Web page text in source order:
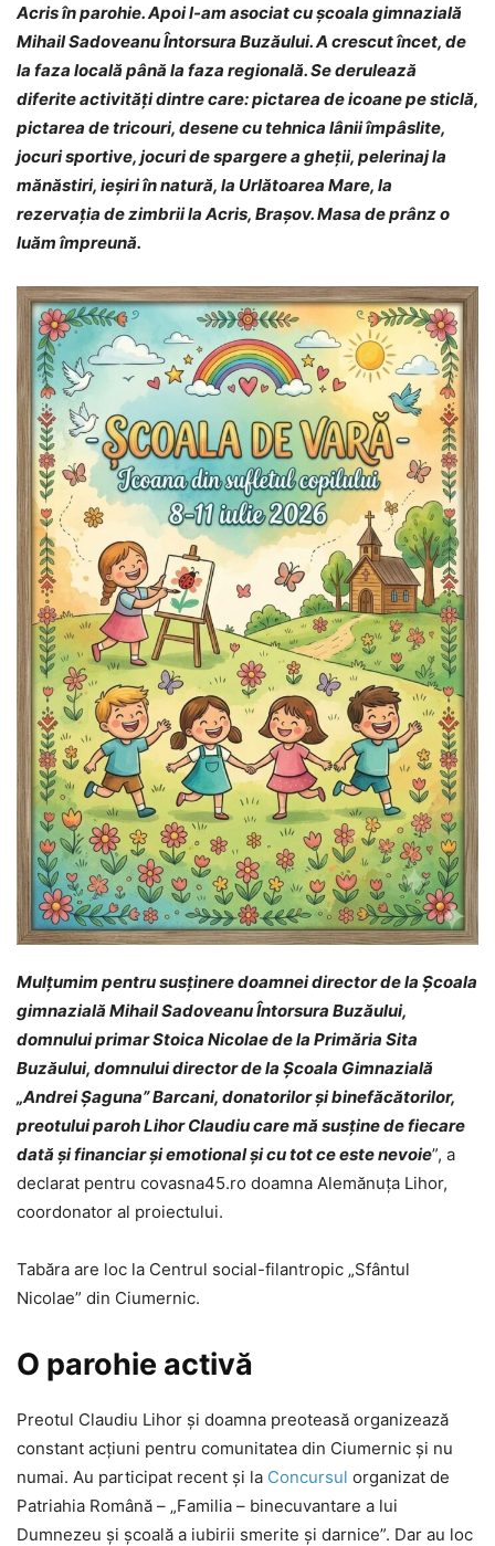
Acris în parohie. Apoi l-am asociat cu școala gimnazială
Mihail Sadoveanu Întorsura Buzăului. A crescut încet, de
la faza locală până la faza regională. Se derulează
diferite activități dintre care: pictarea de icoane pe sticlă,
pictarea de tricouri, desene cu tehnica lânii împâslite,
jocuri sportive, jocuri de spargere a gheții, pelerinaj la
mănăstiri, ieșiri în natură, la Urlătoarea Mare, la
rezervația de zimbrii la Acris, Brașov. Masa de prânz o
luăm împreună.
Mulțumim pentru susținere doamnei director de la Școala
gimnazială Mihail Sadoveanu Întorsura Buzăului,
domnului primar Stoica Nicolae de la Primăria Sita
Buzăului, domnului director de la Școala Gimnazială
„Andrei Șaguna” Barcani, donatorilor și binefăcătorilor,
preotului paroh Lihor Claudiu care mă susține de fiecare
dată și financiar și emotional și cu tot ce este nevoie”, a
declarat pentru covasna45.ro doamna Alemănuța Lihor,
coordonator al proiectului.
Tabăra are loc la Centrul social-filantropic „Sfântul
Nicolae” din Ciumernic.
O parohie activă
Preotul Claudiu Lihor și doamna preoteasă organizează
constant acțiuni pentru comunitatea din Ciumernic și nu
numai. Au participat recent și la Concursul organizat de
Patriahia Română – „Familia – binecuvantare a lui
Dumnezeu și școală a iubirii smerite și darnice”. Dar au loc